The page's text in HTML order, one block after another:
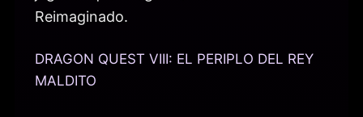
Reimaginado.
DRAGON QUEST VIII: EL PERIPLO DEL REY
MALDITO